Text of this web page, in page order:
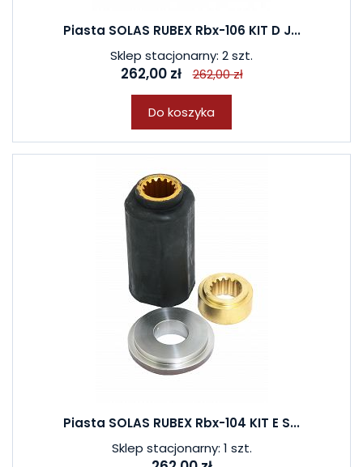
Piasta SOLAS RUBEX Rbx-106 KIT D J...
Sklep stacjonarny: 2 szt.
262,00 zł 262,00 zł
Do koszyka
Piasta SOLAS RUBEX Rbx-104 KIT E S...
Sklep stacjonarny: 1 szt.